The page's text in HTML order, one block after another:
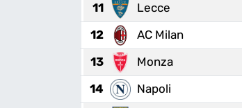
11
Lecce
12
AC Milan
13
Monza
14
Napoli